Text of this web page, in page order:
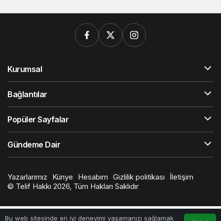
Bu web sitesinde en iyi deneyimi yaşamanızı sağlamak
Kurumsal
Bağlantılar
Popüler Sayfalar
Gündeme Dair
Yazarlarımız Künye Hesabım Gizlilik politikası
İletişim
© Telif Hakkı 2026, Tüm Hakları Saklıdır